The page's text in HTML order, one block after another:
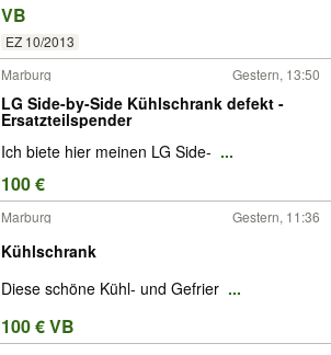
VB
EZ 10/2013
Marburg Gestern, 13:50
LG Side-by-Side Kühlschrank defekt -
Ersatzteilspender
Ich biete hier meinen LG Side- ...
100 €
Marburg Gestern, 11:36
Kühlschrank
Diese schöne Kühl- und Gefrier ...
100 € VB